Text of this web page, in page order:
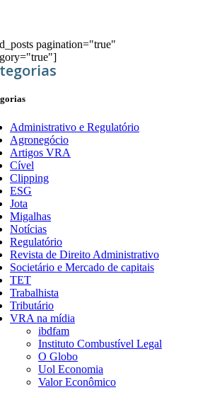
pagination="true"
Administrativo e Regulatório
Agronegócio
Artigos VRA
Cível
Clipping
ESG
Jota
Migalhas
Notícias
Regulatório
Revista de Direito Administrativo
Societário e Mercado de capitais
TET
Trabalhista
Tributário
VRA na mídia
ibdfam
Instituto Combustível Legal
O Globo
Uol Economia
Valor Econômico